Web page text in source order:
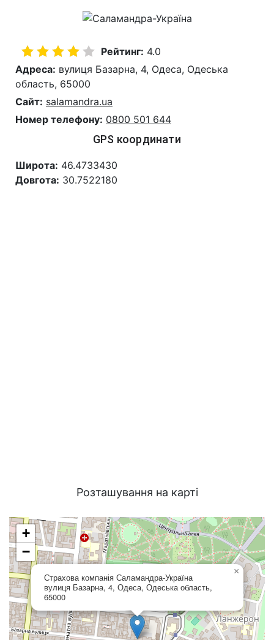
Рейтинг: 4.0
Адреса: вулиця Базарна, 4, Одеса, Одеська
область, 65000
Сайт: salamandra.ua
Номер телефону: 0800 501 644
GPS координати
Широта: 46.4733430
Довгота: 30.7522180
Розташування на карті
Страхова компанія Саламандра-Україна
вулиця Базарна, 4, Одеса, Одеська область,
65000
×
+
−